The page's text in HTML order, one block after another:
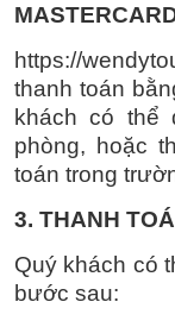
https://
thanh toán
khách có thể
phòng, hoặc
toán trong
3. THANH
Quý khách có
bước sau: